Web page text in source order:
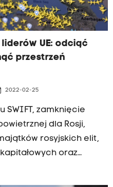
UE: odciąć
przestrzeń
2022-02-25
SWIFT, zamknięcie
dla Rosji,
rosyjskich elit,
oraz